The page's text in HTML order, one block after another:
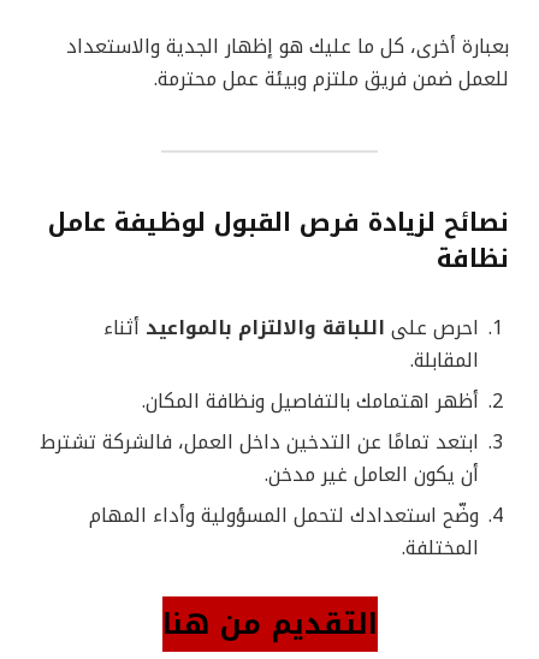
بعبارة أخرى، كل ما عليك هو إظهار الجدية والاستعداد
للعمل ضمن فريق ملتزم وبيئة عمل محترمة.
نصائح لزيادة فرص القبول لوظيفة عامل
نظافة
احرص على اللباقة والالتزام بالمواعيد أثناء
المقابلة.
أظهر اهتمامك بالتفاصيل ونظافة المكان.
ابتعد تمامًا عن التدخين داخل العمل، فالشركة تشترط
أن يكون العامل غير مدخن.
وضّح استعدادك لتحمل المسؤولية وأداء المهام
المختلفة.
التقديم من هنا